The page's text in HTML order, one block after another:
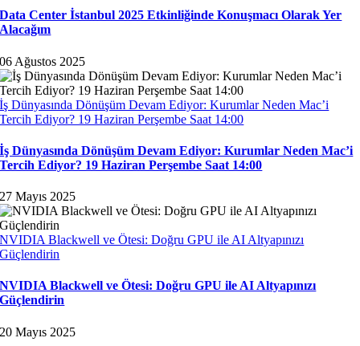
Data Center İstanbul 2025 Etkinliğinde Konuşmacı Olarak Yer
Alacağım
06 Ağustos 2025
İş Dünyasında Dönüşüm Devam Ediyor: Kurumlar Neden Mac’i
Tercih Ediyor? 19 Haziran Perşembe Saat 14:00
İş Dünyasında Dönüşüm Devam Ediyor: Kurumlar Neden Mac’i
Tercih Ediyor? 19 Haziran Perşembe Saat 14:00
27 Mayıs 2025
NVIDIA Blackwell ve Ötesi: Doğru GPU ile AI Altyapınızı
Güçlendirin
NVIDIA Blackwell ve Ötesi: Doğru GPU ile AI Altyapınızı
Güçlendirin
20 Mayıs 2025